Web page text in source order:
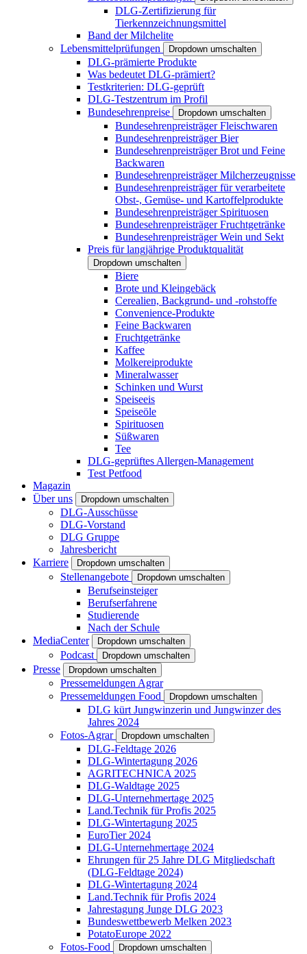
DLG-Zertifizierung für
Tierkennzeichnungsmittel
Band der Milchelite
Lebensmittelprüfungen
Dropdown umschalten
DLG-prämierte Produkte
Was bedeutet DLG-prämiert?
Testkriterien: DLG-geprüft
DLG-Testzentrum im Profil
Bundesehrenpreise
Dropdown umschalten
Bundesehrenpreisträger Fleischwaren
Bundesehrenpreisträger Bier
Bundesehrenpreisträger Brot und Feine
Backwaren
Bundesehrenpreisträger Milcherzeugnisse
Bundesehrenpreisträger für verarbeitete
Obst-, Gemüse- und Kartoffelprodukte
Bundesehrenpreisträger Spirituosen
Bundesehrenpreisträger Fruchtgetränke
Bundesehrenpreisträger Wein und Sekt
Preis für langjährige Produktqualität
Dropdown umschalten
Biere
Brote und Kleingebäck
Cerealien, Backgrund- und -rohstoffe
Convenience-Produkte
Feine Backwaren
Fruchtgetränke
Kaffee
Molkereiprodukte
Mineralwasser
Schinken und Wurst
Speiseeis
Speiseöle
Spirituosen
Süßwaren
Tee
DLG-geprüftes Allergen-Management
Test Petfood
Magazin
Über uns
Dropdown umschalten
DLG-Ausschüsse
DLG-Vorstand
DLG Gruppe
Jahresbericht
Karriere
Dropdown umschalten
Stellenangebote Dropdown umschalten
Berufseinsteiger
Berufserfahrene
Studierende
Nach der Schule
MediaCenter
Dropdown umschalten
Podcast Dropdown umschalten
Presse Dropdown umschalten
Pressemeldungen Agrar
Pressemeldungen Food
Dropdown umschalten
DLG kürt Jungwinzerin und Jungwinzer des
Jahres 2024
Fotos-Agrar
Dropdown umschalten
DLG-Feldtage 2026
DLG-Wintertagung 2026
AGRITECHNICA 2025
DLG-Waldtage 2025
DLG-Unternehmertage 2025
Land.Technik für Profis 2025
DLG-Wintertagung 2025
EuroTier 2024
DLG-Unternehmertage 2024
Ehrungen für 25 Jahre DLG Mitgliedschaft
(DLG-Feldtage 2024)
DLG-Wintertagung 2024
Land.Technik für Profis 2024
Jahrestagung Junge DLG 2023
Bundeswettbewerb Melken 2023
PotatoEurope 2022
Fotos-Food
Dropdown umschalten